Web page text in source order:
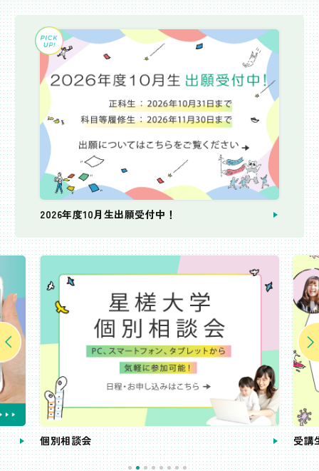
2026年度10月生出願受付中！
個別相談会 受講